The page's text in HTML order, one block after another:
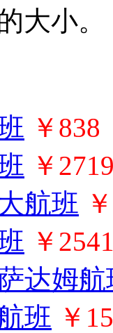
大小。
￥838
￥
航班
￥
达姆航
班 ￥